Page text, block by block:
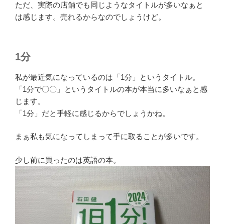
ただ、実際の店舗でも同じようなタイトルが多いなぁと
は感じます。売れるからなのでしょうけど。
1分
私が最近気になっているのは「1分」というタイトル。
「1分で〇〇」というタイトルの本が本当に多いなぁと感
じます。
「1分」だと手軽に感じるからでしょうかね。
まぁ私も気になってしまって手に取ることが多いです。
少し前に買ったのは英語の本。